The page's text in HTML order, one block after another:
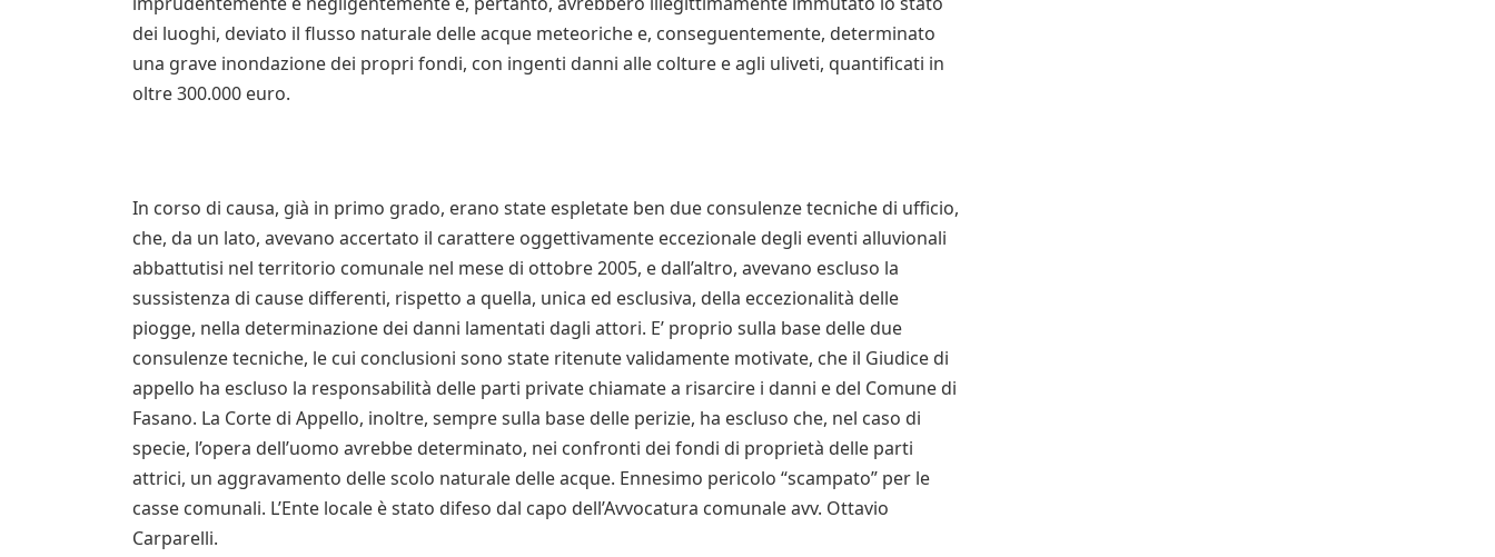
dei luoghi, deviato il flusso naturale delle acque meteoriche e, conseguentemente, determinato
una grave inondazione dei propri fondi, con ingenti danni alle colture e agli uliveti, quantificati in
oltre 300.000 euro.
In corso di causa, già in primo grado, erano state espletate ben due consulenze tecniche di ufficio,
che, da un lato, avevano accertato il carattere oggettivamente eccezionale degli eventi alluvionali
abbattutisi nel territorio comunale nel mese di ottobre 2005, e dall’altro, avevano escluso la
sussistenza di cause differenti, rispetto a quella, unica ed esclusiva, della eccezionalità delle
piogge, nella determinazione dei danni lamentati dagli attori. E’ proprio sulla base delle due
consulenze tecniche, le cui conclusioni sono state ritenute validamente motivate, che il Giudice di
appello ha escluso la responsabilità delle parti private chiamate a risarcire i danni e del Comune di
Fasano. La Corte di Appello, inoltre, sempre sulla base delle perizie, ha escluso che, nel caso di
specie, l’opera dell’uomo avrebbe determinato, nei confronti dei fondi di proprietà delle parti
attrici, un aggravamento delle scolo naturale delle acque. Ennesimo pericolo “scampato” per le
casse comunali. L’Ente locale è stato difeso dal capo dell’Avvocatura comunale avv. Ottavio
Carparelli.